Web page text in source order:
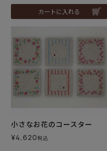
カートに入れる
小さなお花のコースター
¥4,620税込